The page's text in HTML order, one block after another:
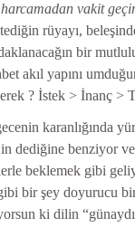
vakit
rüyayı,
bir
akıl yapını
? İstek > İnanç >
karanlığında
dediğine benziyor
beklemek gibi
bir şey doyurucu bir
ki dilin